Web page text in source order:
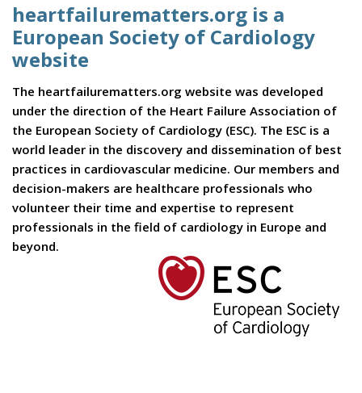
heartfailurematters.org is a
European Society of Cardiology
website
The heartfailurematters.org website was developed
under the direction of the Heart Failure Association of
the European Society of Cardiology (ESC). The ESC is a
world leader in the discovery and dissemination of best
practices in cardiovascular medicine. Our members and
decision-makers are healthcare professionals who
volunteer their time and expertise to represent
professionals in the field of cardiology in Europe and
beyond.